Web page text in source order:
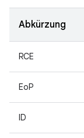
Abkürzung
RCE
EoP
ID